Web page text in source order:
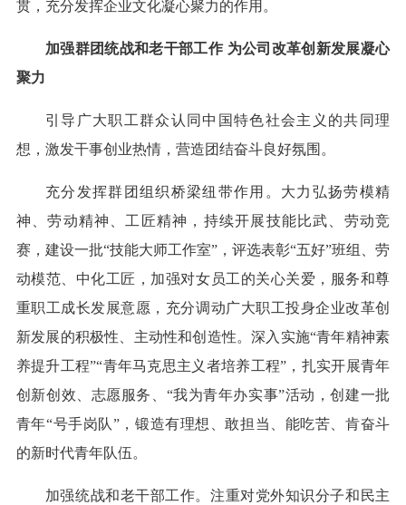
贯，充分发挥企业文化凝心聚力的作用。
加强群团统战和老干部工作 为公司改革创新发展凝心
聚力
引导广大职工群众认同中国特色社会主义的共同理
想，激发干事创业热情，营造团结奋斗良好氛围。
充分发挥群团组织桥梁纽带作用。大力弘扬劳模精
神、劳动精神、工匠精神，持续开展技能比武、劳动竞
赛，建设一批“技能大师工作室”，评选表彰“五好”班组、劳
动模范、中化工匠，加强对女员工的关心关爱，服务和尊
重职工成长发展意愿，充分调动广大职工投身企业改革创
新发展的积极性、主动性和创造性。深入实施“青年精神素
养提升工程”“青年马克思主义者培养工程”，扎实开展青年
创新创效、志愿服务、“我为青年办实事”活动，创建一批
青年“号手岗队”，锻造有理想、敢担当、能吃苦、肯奋斗
的新时代青年队伍。
加强统战和老干部工作。注重对党外知识分子和民主